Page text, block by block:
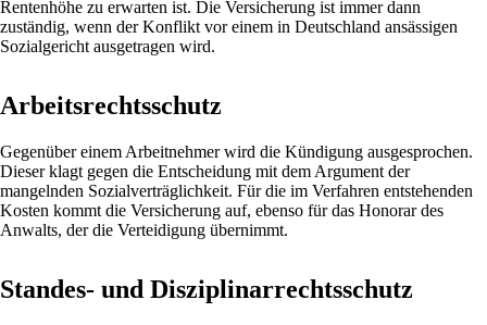
Rentenhöhe zu erwarten ist. Die Versicherung ist immer dann
zuständig, wenn der Konflikt vor einem in Deutschland ansässigen
Sozialgericht ausgetragen wird.
Arbeitsrechtsschutz
Gegenüber einem Arbeitnehmer wird die Kündigung ausgesprochen.
Dieser klagt gegen die Entscheidung mit dem Argument der
mangelnden Sozialverträglichkeit. Für die im Verfahren entstehenden
Kosten kommt die Versicherung auf, ebenso für das Honorar des
Anwalts, der die Verteidigung übernimmt.
Standes- und Disziplinarrechtsschutz